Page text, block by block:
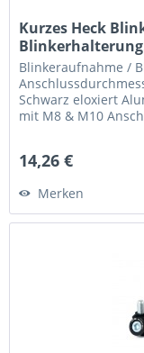
Kurzes Heck
Blinkeraufnahme /
Schwarz eloxiert
mit M8 & M10
14,26 €
Merken